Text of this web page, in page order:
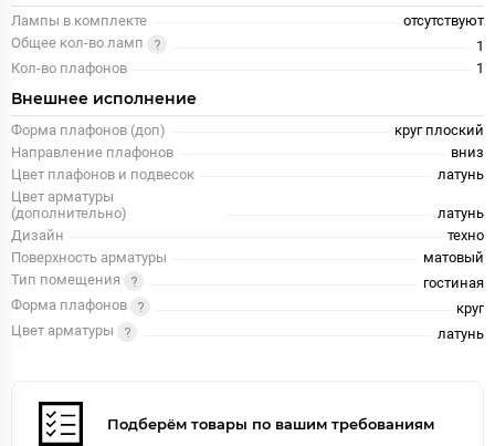
Лампы в комплекте
отсутствуют
Общее кол-во ламп
1
Кол-во плафонов
1
Внешнее исполнение
Форма плафонов (доп)
круг плоский
Направление плафонов
вниз
Цвет плафонов и подвесок
латунь
Цвет арматуры
(дополнительно)
латунь
Дизайн
техно
Поверхность арматуры
матовый
Тип помещения
гостиная
Форма плафонов
круг
Цвет арматуры
латунь
Подберём товары по вашим требованиям